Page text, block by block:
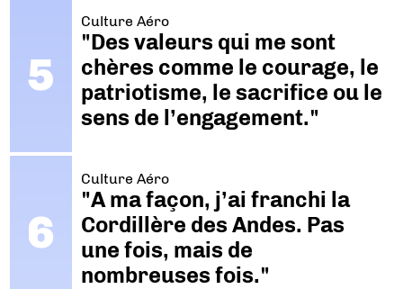
Culture Aéro
"Des valeurs qui me sont
chères comme le courage, le
patriotisme, le sacrifice ou le
sens de l’engagement."
Culture Aéro
"A ma façon, j’ai franchi la
Cordillère des Andes. Pas
une fois, mais de
nombreuses fois."